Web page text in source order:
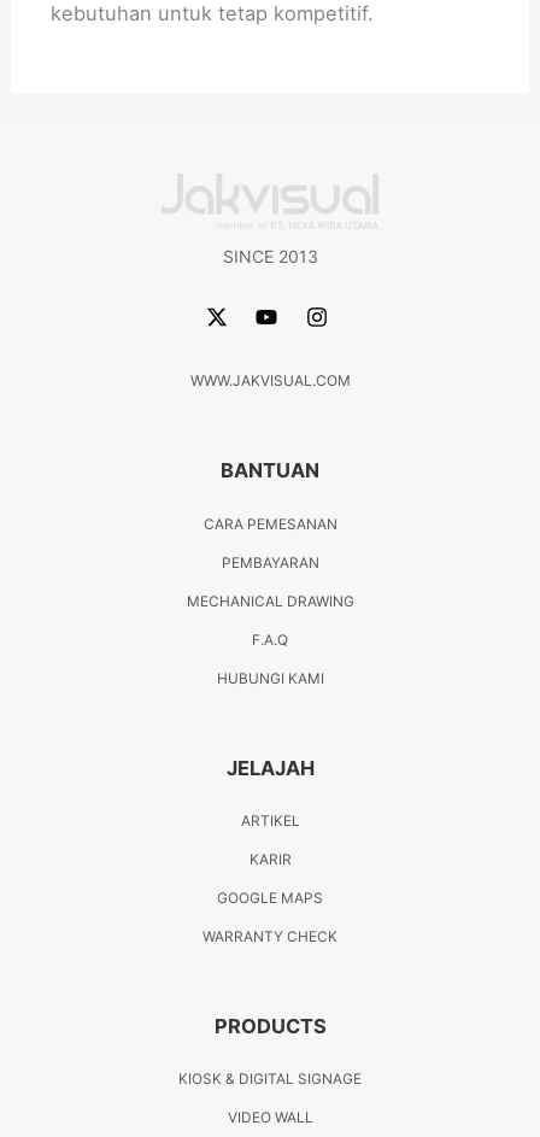
kebutuhan untuk tetap kompetitif.
SINCE 2013
WWW.JAKVISUAL.COM
BANTUAN
CARA PEMESANAN
PEMBAYARAN
MECHANICAL DRAWING
F.A.Q
HUBUNGI KAMI
JELAJAH
ARTIKEL
KARIR
GOOGLE MAPS
WARRANTY CHECK
PRODUCTS
KIOSK & DIGITAL SIGNAGE
VIDEO WALL